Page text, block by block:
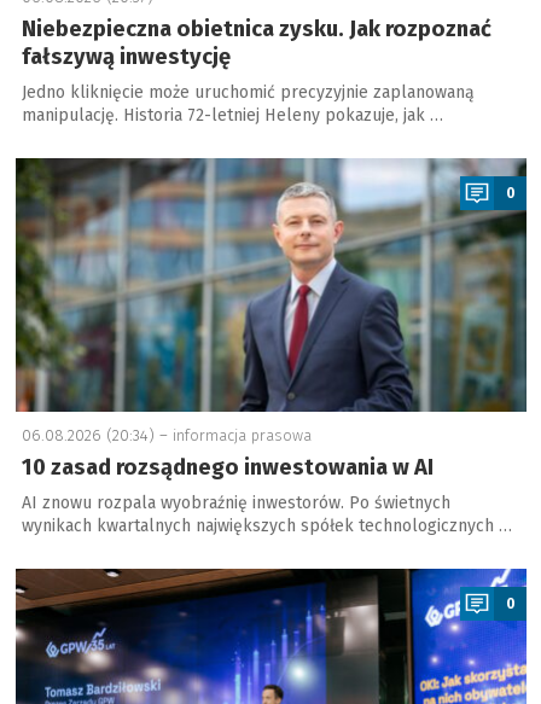
Niebezpieczna obietnica zysku. Jak rozpoznać
fałszywą inwestycję
Jedno kliknięcie może uruchomić precyzyjnie zaplanowaną
manipulację. Historia 72-letniej Heleny pokazuje, jak …
a
0
06.08.2026 (20:34) – informacja prasowa
10 zasad rozsądnego inwestowania w AI
AI znowu rozpala wyobraźnię inwestorów. Po świetnych
wynikach kwartalnych największych spółek technologicznych …
a
0